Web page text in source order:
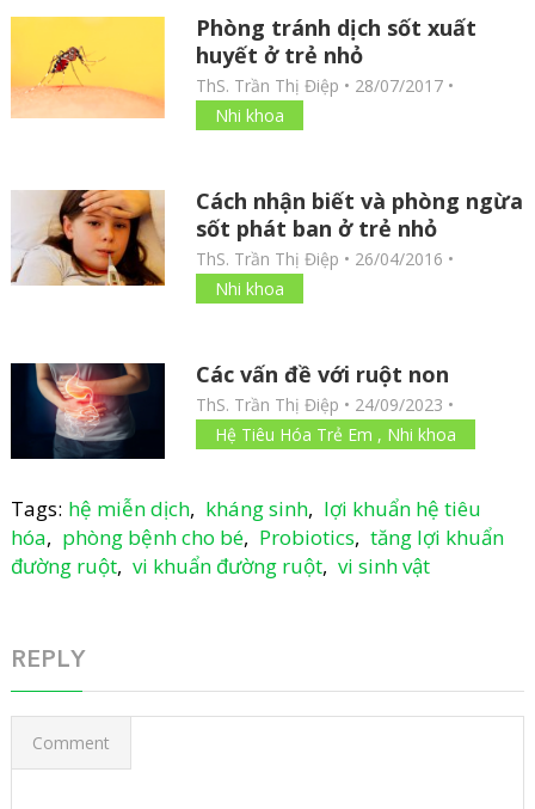
Phòng tránh dịch sốt xuất
huyết ở trẻ nhỏ
ThS. Trần Thị Điệp • 28/07/2017•
Nhi khoa
Cách nhận biết và phòng ngừa
sốt phát ban ở trẻ nhỏ
ThS. Trần Thị Điệp • 26/04/2016 •
Nhi khoa
Các vấn đề với ruột non
ThS. Trần Thị Điệp • 24/09/2023 •
Hệ Tiêu Hóa Trẻ Em , Nhi khoa
Tags: hệ miễn dịch, kháng sinh, lợi khuẩn hệ tiêu
hóa, phòng bệnh cho bé, Probiotics, tăng lợi khuẩn
đường ruột, vi khuẩn đường ruột, vi sinh vật
REPLY
Comment